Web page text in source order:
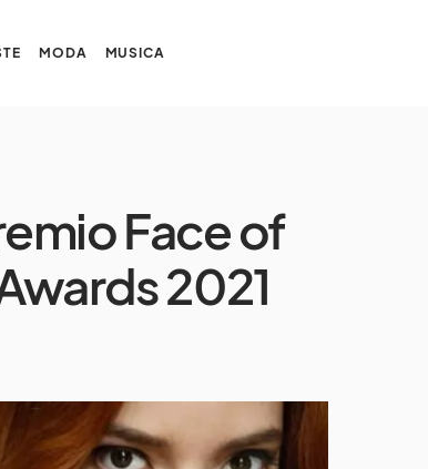
MODA MUSICA
Face of
2021